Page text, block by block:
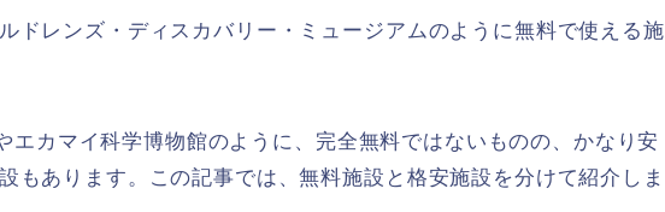
ドレンズ・ディスカバリー・ミュージアムのように無料で使える施
エカマイ科学博物館のように、完全無料ではないものの、かなり安
もあります。この記事では、無料施設と格安施設を分けて紹介しま